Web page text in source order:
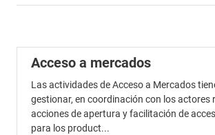
Acceso a mercados
Las actividades de Acceso a Mercados
gestionar, en coordinación con los actores
acciones de apertura y facilitación de
para los product...